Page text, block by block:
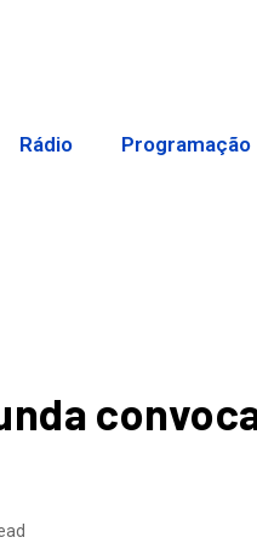
Rádio Programação